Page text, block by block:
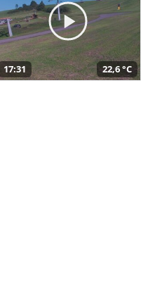
17:31 22,6 °C